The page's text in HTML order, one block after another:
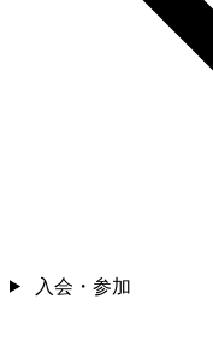
入会・参加